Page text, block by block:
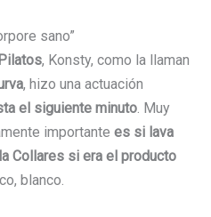
sano”
, Konsty, como la llaman
, hizo una actuación
el siguiente minuto. Muy
importante es si lava
Collares si era el producto
blanco.